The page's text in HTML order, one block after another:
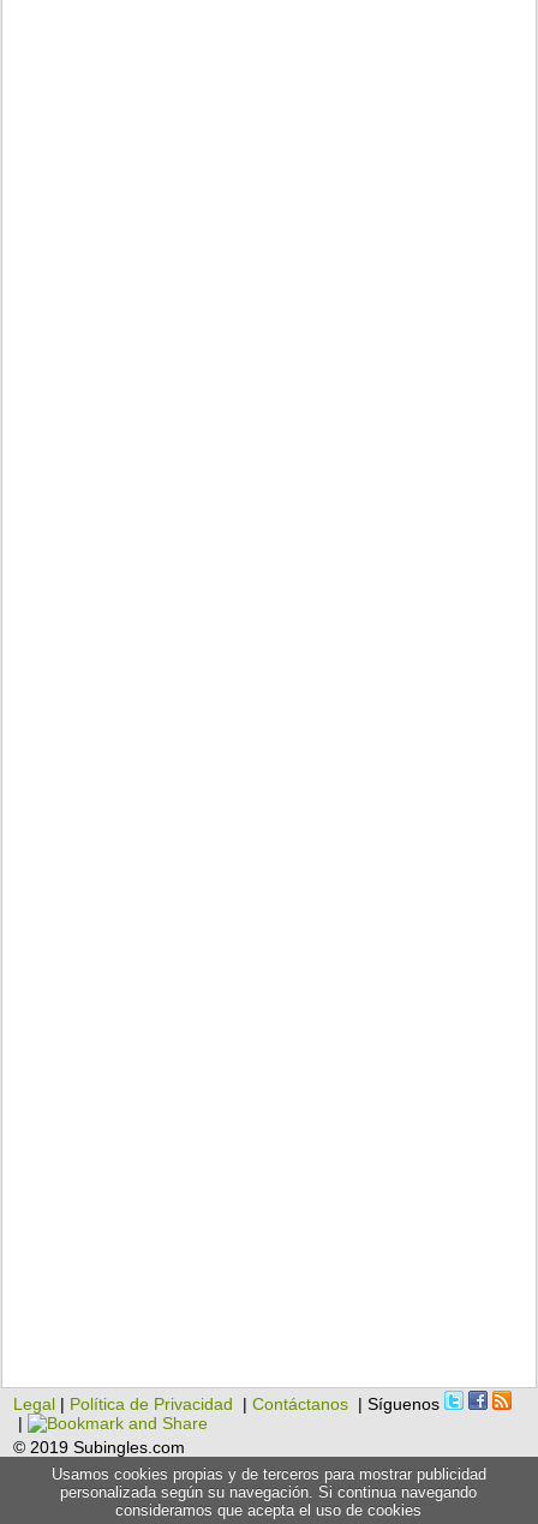
Legal | Política de Privacidad |Contáctanos | Síguenos
|
© 2019 Subingles.com
Usamos cookies propias y de terceros para mostrar publicidad
personalizada según su navegación. Si continua navegando
consideramos que acepta el uso de cookies